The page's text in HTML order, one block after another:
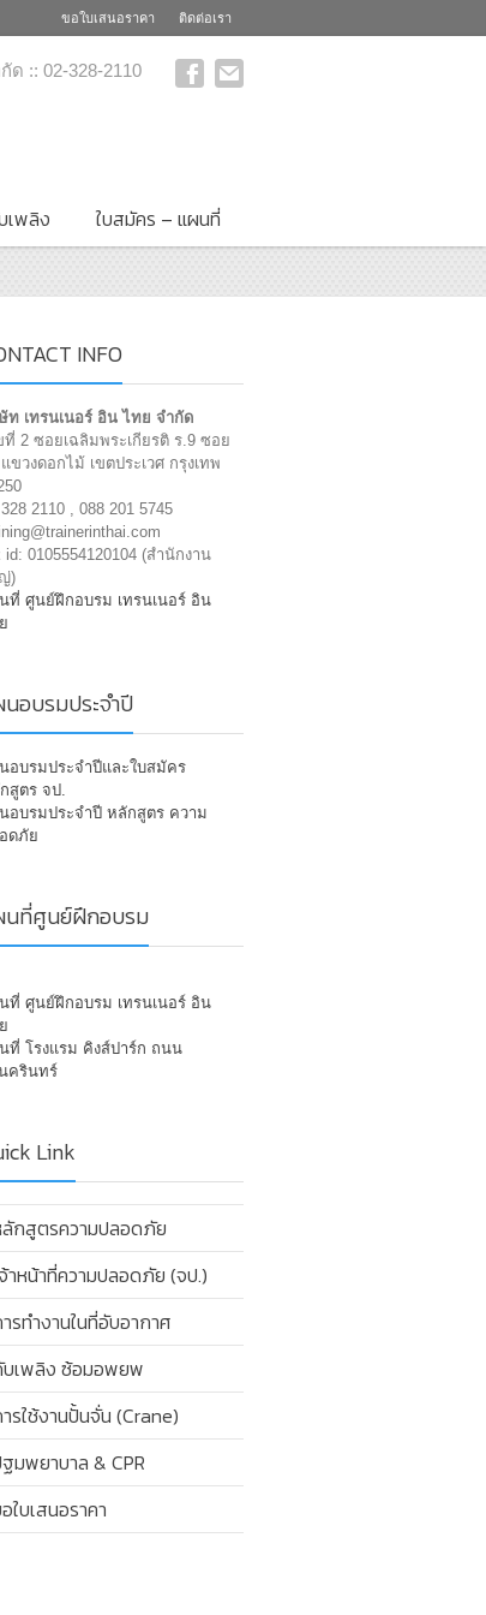
ขอใบเสนอราคา ติดต่อเรา
ด :: 02-328-2110
เพลิง ใบสมัคร – แผนที่
INFO
ท เทรนเนอร์ อิน ไทย จำกัด
ที่ 2 ซอยเฉลิมพระเกียรติ ร.9 ซอย
ขวงดอกไม้ เขตประเวศ กรุงเทพ
2110 , 088 201 5745
id: 0105554120104 (สำนักงาน
)
ที่ ศูนย์ฝึกอบรม เทรนเนอร์ อิน
อบรมประจำปี
อบรมประจำปีและใบสมัคร
สูตร จป.
อบรมประจำปี หลักสูตร ความ
ดภัย
นที่ศูนย์ฝึกอบรม
ที่ ศูนย์ฝึกอบรม เทรนเนอร์ อิน
ที่ โรงแรม คิงส์ปาร์ก ถนน
ครินทร์
Link
กสูตรความปลอดภัย
าหน้าที่ความปลอดภัย (จป.)
รทำงานในที่อับอากาศ
เพลิง ซ้อมอพยพ
รใช้งานปั้นจั่น (Crane)
มพยาบาล & CPR
ใบเสนอราคา